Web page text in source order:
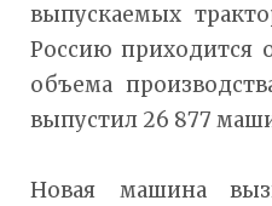
выпускаемых
Россию приходится
объема
выпустил 26 877
Новая машина